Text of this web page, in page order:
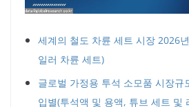
세계의 철도 차륜 세트 시장 2026
일러 차륜 세트)
글로벌 가정용 투석 소모품 시장규
입별(투석액 및 용액, 튜브 세트 및